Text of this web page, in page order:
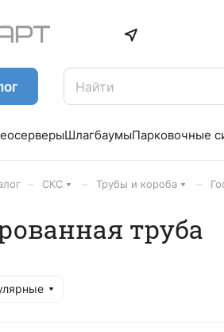
ШлагбаумыПарковочные
СКС Трубы и короба
труба